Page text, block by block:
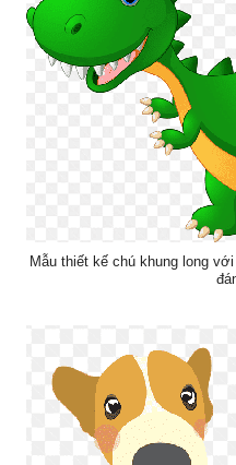
Mẫu thiết kế chú khung long